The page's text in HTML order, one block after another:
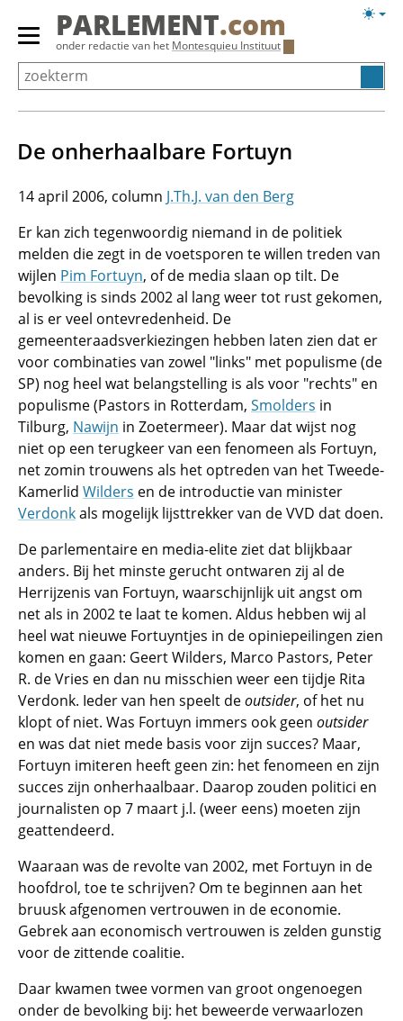
Overslaan
Primair
menu
tonen/verbergen
PARLEMENT.com
onder redactie van het Montesquieu Instituut
De onherhaalbare Fortuyn
14 april 2006
J.Th.J. van den Berg
Er kan zich tegenwoordig niemand in de politiek
melden die zegt in de voetsporen te willen treden van
wijlen Pim Fortuyn, of de media slaan op tilt. De
bevolking is sinds 2002 al lang weer tot rust gekomen,
al is er veel ontevredenheid. De
gemeenteraadsverkiezingen hebben laten zien dat er
voor combinaties van zowel "links" met populisme (de
SP) nog heel wat belangstelling is als voor "rechts" en
populisme (Pastors in Rotterdam, Smolders in
Tilburg, Nawijn in Zoetermeer). Maar dat wijst nog
niet op een terugkeer van een fenomeen als Fortuyn,
net zomin trouwens als het optreden van het Tweede-
Kamerlid Wilders en de introductie van minister
Verdonkals mogelijk lijsttrekker van de VVD dat doen.
De parlementaire en media-elite ziet dat blijkbaar
anders. Bij het minste gerucht ontwaren zij al de
Herrijzenis van Fortuyn, waarschijnlijk uit angst om
net als in 2002 te laat te komen. Aldus hebben wij al
heel wat nieuwe Fortuyntjes in de opiniepeilingen zien
komen en gaan: Geert Wilders, Marco Pastors, Peter
R. de Vries en dan nu misschien weer een tijdje Rita
Verdonk. Ieder van hen speelt deoutsider, of het nu
klopt of niet. Was Fortuyn immers ook geen outsider
en was dat niet mede basis voor zijn succes? Maar,
Fortuyn imiteren heeft geen zin: het fenomeen en zijn
succes zijn onherhaalbaar. Daarop zouden politici en
journalisten op 7 maart j.l. (weer eens) moeten zijn
geattendeerd.
Waaraan was de revolte van 2002, met Fortuyn in de
hoofdrol, toe te schrijven? Om te beginnen aan het
bruusk afgenomen vertrouwen in de economie.
Gebrek aan economisch vertrouwen is zelden gunstig
voor de zittende coalitie.
Daar kwamen twee vormen van groot ongenoegen
onder de bevolking bij: het beweerde verwaarlozen